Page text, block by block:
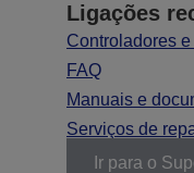
Ligações
Controladores
FAQ
Manuais e
Serviços de
Ir para o